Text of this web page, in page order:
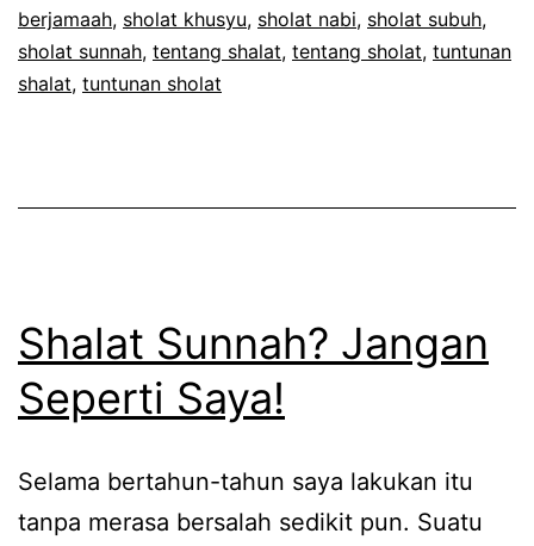
berjamaah, sholat khusyu, sholat nabi, sholat subuh,
sholat sunnah, tentang shalat, tentang sholat, tuntunan
shalat, tuntunan sholat
Shalat Sunnah? Jangan
Seperti Saya!
Selama bertahun-tahun saya lakukan itu
tanpa merasa bersalah sedikit pun. Suatu